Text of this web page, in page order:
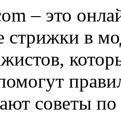
– это
стрижки в
советы